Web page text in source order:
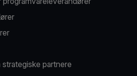
partnere